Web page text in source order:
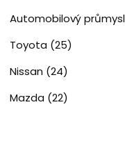
Automobilový průmysl
Toyota (25)
Nissan (24)
Mazda (22)